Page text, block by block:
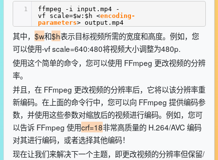
1
ffmpeg -i input.mp4 -
vf scale=$w:$h <encoding-
parameters> output.mp4
其中， $w和$h表示目标视频所需的宽度和高度。例如，您
可以使用-vf scale=640:480将视频大小调整为480p.
使用这个简单的命令，您可以使用 FFmpeg 更改视频的分辨
率。
并且，在 FFmpeg 更改视频的分辨率后，它将以该分辨率重
新编码。在上面的命令行中，您可以向 FFmpeg 提供编码参
数，并使用这些参数对缩放后的视频进行编码。例如，您可
以告诉 FFmpeg 使用crf=18非常高质量的 H.264/AVC 编码
对其进行编码，或者选择其他编码！
现在让我们来解决下一个主题，即更改视频的分辨率但保留/